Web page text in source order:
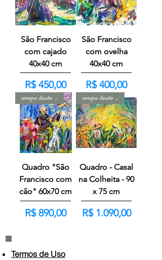
São Francisco
com cajado
40x40 cm
Preço
R$ 450,00
São Francisco
com ovelha
40x40 cm
Preço
R$ 400,00
compre direto com o artista
Quadro "São
Francisco com
cão" 60x70 cm
Preço
R$ 890,00
compre direto com o artista
Quadro - Casal
na Colheita - 90
x 75 cm
Preço
R$ 1.090,00
Termos de Uso